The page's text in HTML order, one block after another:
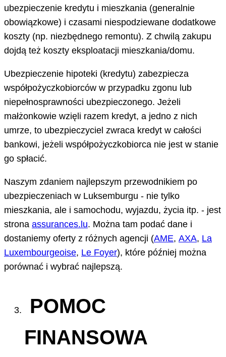
ubezpieczenie kredytu i mieszkania (generalnie
obowiązkowe) i czasami niespodziewane dodatkowe
koszty (np. niezbędnego remontu). Z chwilą zakupu
dojdą też koszty eksploatacji mieszkania/domu.
Ubezpieczenie hipoteki (kredytu) zabezpiecza
współpożyczkobiorców w przypadku zgonu lub
niepełnosprawności ubezpieczonego. Jeżeli
małżonkowie wzięli razem kredyt, a jedno z nich
umrze, to ubezpieczyciel zwraca kredyt w całości
bankowi, jeżeli współpożyczkobiorca nie jest w stanie
go spłacić.
Naszym zdaniem najlepszym przewodnikiem po
ubezpieczeniach w Luksemburgu - nie tylko
mieszkania, ale i samochodu, wyjazdu, życia itp. - jest
strona assurances.lu. Można tam podać dane i
dostaniemy oferty z różnych agencji (AME, AXA, La
Luxembourgeoise, Le Foyer), które później można
porównać i wybrać najlepszą.
POMOC
FINANSOWA